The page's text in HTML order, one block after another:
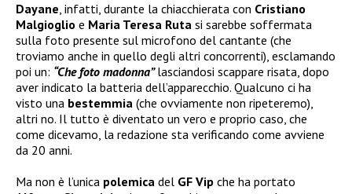
Dayane, infatti, durante la chiacchierata con Cristiano
Malgioglio e Maria Teresa Ruta si sarebbe soffermata
sulla foto presente sul microfono del cantante (che
troviamo anche in quello degli altri concorrenti), esclamando
poi un: “Che foto madonna”lasciandosi scappare risata, dopo
aver indicato la batteria dell’apparecchio. Qualcuno ci ha
visto una bestemmia (che ovviamente non ripeteremo),
altri no. Il tutto è diventato un vero e proprio caso, che
come dicevamo, la redazione sta verificando come avviene
da 20 anni.
Ma non è l’unica polemica del GF Vip che ha portato